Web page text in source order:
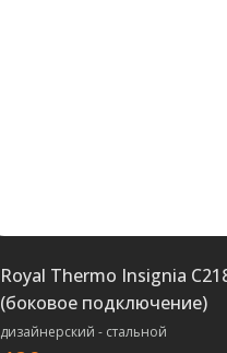
Royal Thermo Insignia
(боковое подключение)
дизайнерский - стальной